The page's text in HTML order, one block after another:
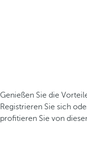
Genießen Sie die
Registrieren Sie sich
profitieren Sie von